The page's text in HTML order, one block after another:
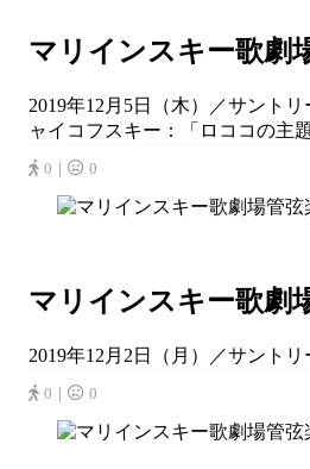
マリインスキー歌劇
2019年12月5日（木）／サント
ャイコフスキー：「ロココの主
0｜ 0
マリインスキー歌劇
2019年12月2日（月）／サント
0｜ 0